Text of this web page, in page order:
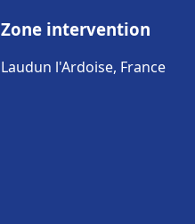
Zone intervention
Laudun l'Ardoise, France